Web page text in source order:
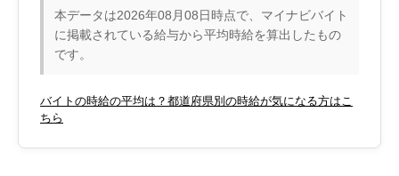
本データは2026年08月08日時点で、マイナビバイト
に掲載されている給与から平均時給を算出したもの
です。
バイトの時給の平均は？都道府県別の時給が気になる方はこ
ちら